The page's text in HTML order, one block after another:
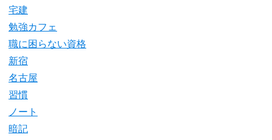
宅建
勉強カフェ
職に困らない資格
新宿
名古屋
習慣
ノート
暗記